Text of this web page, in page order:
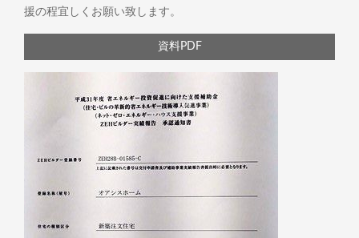
援の程宜しくお願い致します。
資料PDF